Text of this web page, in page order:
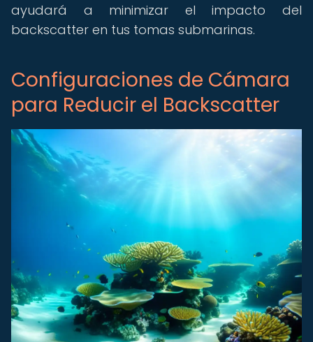
ayudará a minimizar el impacto del
backscatter en tus tomas submarinas.
Configuraciones de Cámara
para Reducir el Backscatter